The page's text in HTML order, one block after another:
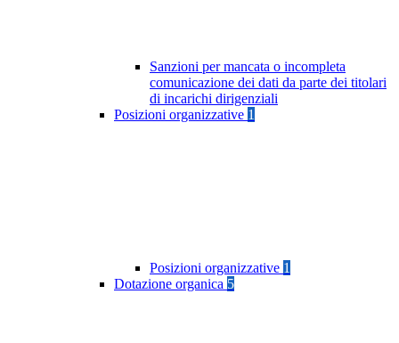
Sanzioni per mancata o incompleta
comunicazione dei dati da parte dei titolari
di incarichi dirigenziali
Posizioni organizzative 1
Posizioni organizzative 1
Dotazione organica 5